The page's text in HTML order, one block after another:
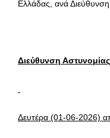
Ελλάδας, ανά
Διεύθυνση
Δευτέρα (01-06-2026)